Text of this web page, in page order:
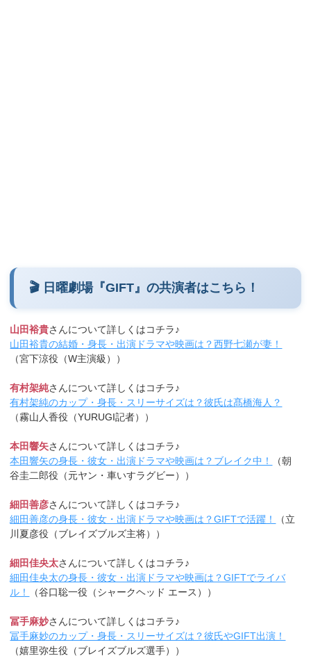
🎬 日曜劇場『GIFT』の共演者はこちら！
山田裕貴さんについて詳しくはコチラ♪
山田裕貴の結婚・身長・出演ドラマや映画は？西野七瀬が妻！
（宮下涼役（W主演級））
有村架純さんについて詳しくはコチラ♪
有村架純のカップ・身長・スリーサイズは？彼氏は髙橋海人？
（霧山人香役（YURUGI記者））
本田響矢さんについて詳しくはコチラ♪
本田響矢の身長・彼女・出演ドラマや映画は？ブレイク中！
（朝
谷圭二郎役（元ヤン・車いすラグビー））
細田善彦さんについて詳しくはコチラ♪
細田善彦の身長・彼女・出演ドラマや映画は？GIFTで活躍！
（立
川夏彦役（ブレイズブルズ主将））
細田佳央太さんについて詳しくはコチラ♪
細田佳央太の身長・彼女・出演ドラマや映画は？GIFTでライバ
ル！
（谷口聡一役（シャークヘッド エース））
冨手麻妙さんについて詳しくはコチラ♪
冨手麻妙のカップ・身長・スリーサイズは？彼氏やGIFT出演！
（嬉里弥生役（ブレイズブルズ選手））